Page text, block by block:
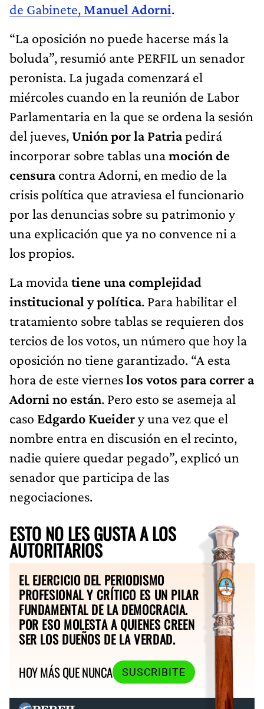
de Gabinete, Manuel Adorni.
“La oposición no puede hacerse más la
boluda”, resumió ante PERFIL un senador
peronista. La jugada comenzará el
miércoles cuando en la reunión de Labor
Parlamentaria en la que se ordena la sesión
del jueves,Unión por la Patriapedirá
incorporar sobre tablas unamoción de
censuracontra Adorni, en medio de la
crisis política que atraviesa el funcionario
por las denuncias sobre su patrimonio y
una explicación que ya no convence ni a
los propios.
La movidatiene una complejidad
institucional y política. Para habilitar el
tratamiento sobre tablas se requieren dos
tercios de los votos, un número que hoy la
oposición no tiene garantizado. “A esta
hora de este vierneslos votos para correr a
Adorni no están. Pero esto se asemeja al
caso Edgardo Kueidery una vez que el
nombre entra en discusión en el recinto,
nadie quiere quedar pegado”, explicó un
senador que participa de las
negociaciones.
ESTO NO LES GUSTA A LOS
AUTORITARIOS
EL EJERCICIO DEL PERIODISMO
PROFESIONAL Y CRÍTICO ES UN PILAR
FUNDAMENTAL DE LA DEMOCRACIA.
POR ESO MOLESTA A QUIENES CREEN
SER LOS DUEÑOS DE LA VERDAD.
HOY MÁS QUE NUNCA
SUSCRIBITE